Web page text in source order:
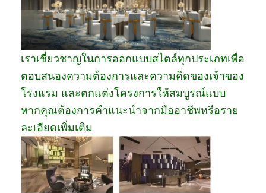
เราเชี่ยวชาญในการออกแบบสไตล์ทุกประเภทเพื่อ
ตอบสนองความต้องการและความคิดของเจ้าของ
โรงแรม และตกแต่งโครงการให้สมบูรณ์แบบ
หากคุณต้องการคำแนะนำจากมืออาชีพหรือราย
ละเอียดเพิ่มเติม